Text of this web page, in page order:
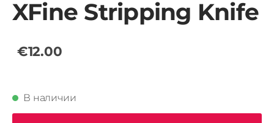
XFine Stripping Knife
€12.00
В наличии